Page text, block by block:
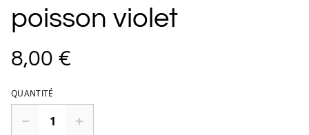
poisson violet
8,00 €
QUANTITÉ